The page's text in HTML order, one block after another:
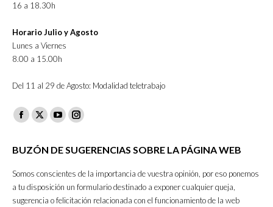
16 a 18.30h
Horario Julio y Agosto
Lunes a Viernes
8.00 a 15.00h
Del 11 al 29 de Agosto: Modalidad teletrabajo
Facebook
opens
new
window
X
opens
new
window
YouTube
opens
new
window
Instagram
opens
in
new
window
BUZÓN DE SUGERENCIAS SOBRE LA PÁGINA WEB
Somos conscientes de la importancia de vuestra opinión, por eso ponemos
a tu disposición un formulario destinado a exponer cualquier queja,
sugerencia o felicitación relacionada con el funcionamiento de la web